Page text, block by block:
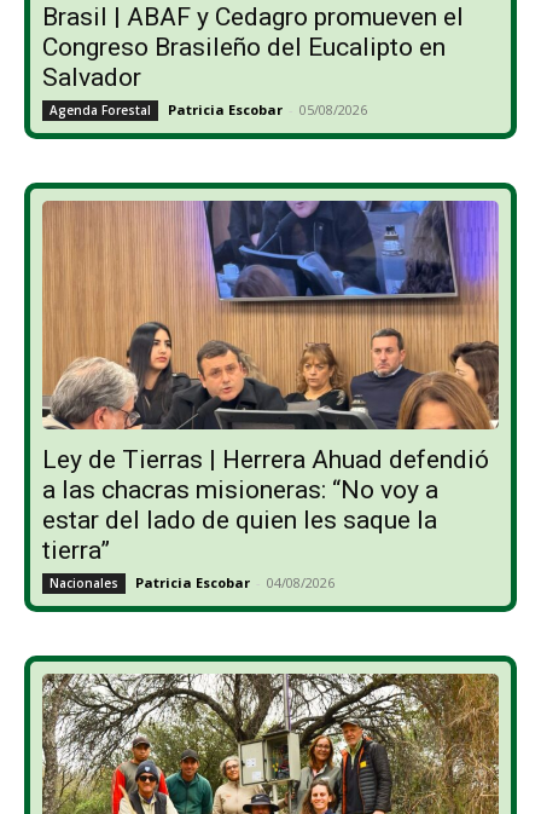
Brasil | ABAF y Cedagro promueven el
Congreso Brasileño del Eucalipto en
Salvador
Agenda Forestal Patricia Escobar - 05/08/2026
Ley de Tierras | Herrera Ahuad defendió
a las chacras misioneras: “No voy a
estar del lado de quien les saque la
tierra”
Nacionales Patricia Escobar - 04/08/2026